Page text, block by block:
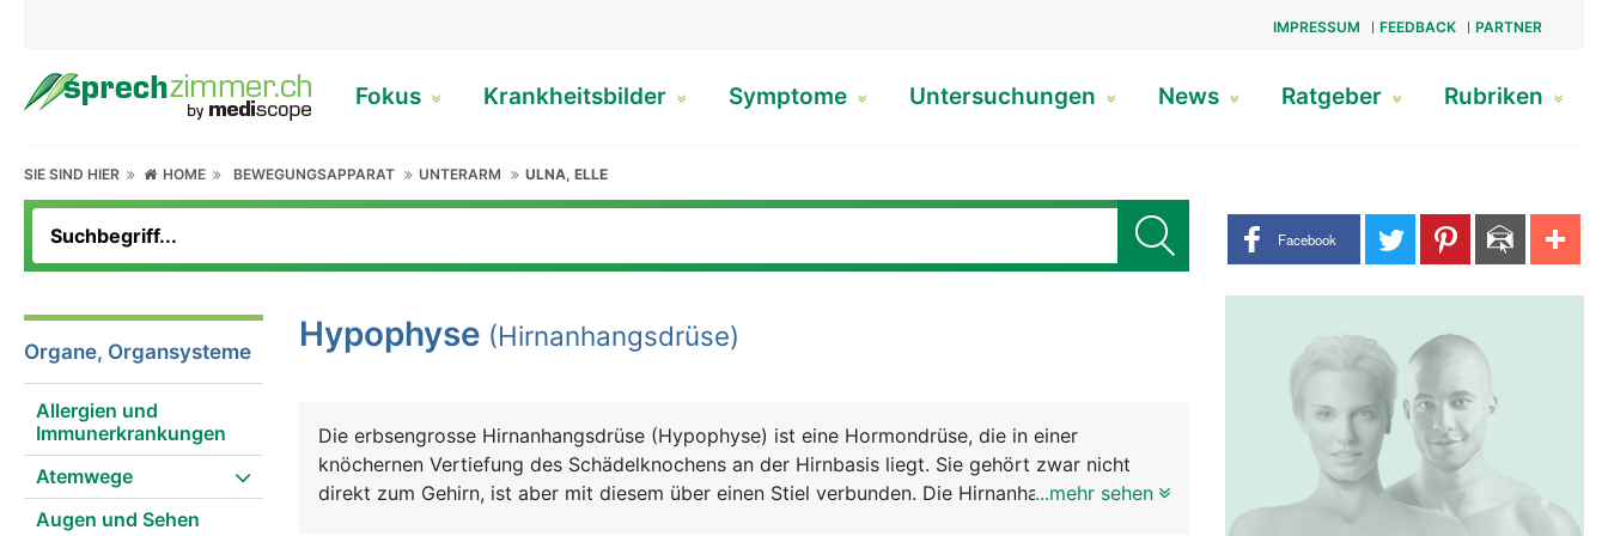
IMPRESSUM FEEDBACK PARTNER
Fokus Krankheitsbilder Symptome Untersuchungen News Ratgeber Rubriken
SIE SIND HIER HOME BEWEGUNGSAPPARAT UNTERARM ULNA, ELLE
Share buttons
Facebook
Organe, Organsysteme
Allergien und
Immunerkrankungen
Atemwege
Augen und Sehen
Hypophyse (Hirnanhangsdrüse)
Die erbsengrosse Hirnanhangsdrüse (Hypophyse) ist eine Hormondrüse, die in einer
knöchernen Vertiefung des Schädelknochens an der Hirnbasis liegt. Sie gehört zwar nicht
direkt zum Gehirn, ist aber mit diesem über einen Stiel verbunden. Die Hirnanhangdrüse
...mehr sehen